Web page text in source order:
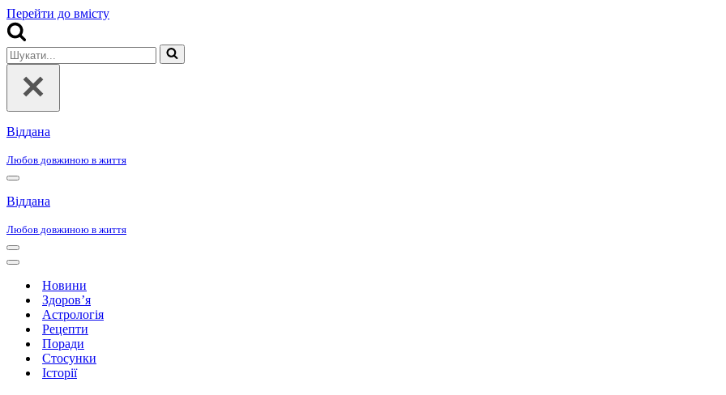
Перейти до вмісту
Шукати...
Віддана
Любов довжиною в життя
Меню
навігації
Віддана
Любов довжиною в життя
Меню
навігації
Меню
навігаціїНовини
Здоров’я
Астрологія
Рецепти
Поради
Стосунки
Історії